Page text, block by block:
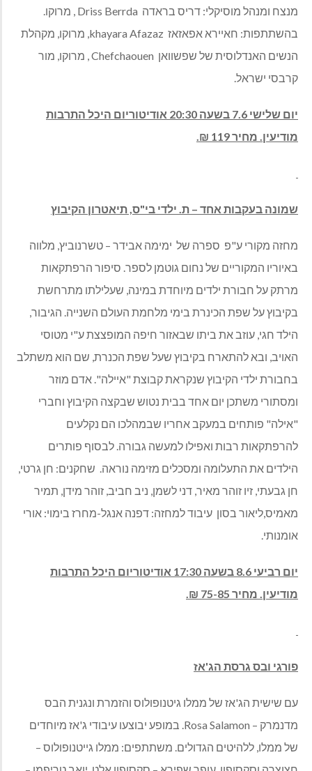
מנצח ומנהל מוסיקלי: דריס בראדה Driss Berrda , מרוקו.
בהשתתפות: חאיירא אפאזאז khayara Afazaz, מרוקו, מקהלת
הנשים האנדלוסית של שפשוואן Chefchaouen , מרוקו, מור
קרבסי ישראל.
יום שלישי 7.6 בשעה 20:30 אודיטוריום היכל התרבות
מודיעין. מחיר 119 ₪.
שמונה בעקבות אחד – ת. ילדי בי"ס, תיאטרון הקיבוץ
מחזה מקורי ע"פ ספרה של ימימה אבידר – טשרנוביץ, מלווה
באיוריו המקוריים של נחום גוטמן לספר. סיפור הרפתקאות
מרתק על חבורת ילדים מיוחדת במינה, שעלילתו מתרחשת
בקיבוץ על שפת הכינרת בימי מלחמת העולם השנייה. הגיבור,
הילד חגי, עוזב את ביתו שבאזור חיפה המופצצת ע"י מטוסי
האויב, ובא להתארח בקיבוץ שעל שפת הכנרת, שם הוא משתלב
בחבורת ילדי הקיבוץ שנקראת קבוצת "איילה". אדם מוזר
ומסתורי משתכן יום אחד בבית נטוש שבקצה הקיבוץ וחברי
"אילה" פותחים במעקב אחריו שבמהלכו הם נקלעים
להרפתקאות רבות ואפילו למעשה גבורה. לבסוף פותרים
הילדים את התעלומה ומסכלים מזימה נוראה. שחקנים: חן גרטי,
חן גבעתי, זיו זוהר מאיר, דני לשמן, ניב חביב, זוהר מידן, תמיר
מאמיס,ליאור בסון עיבוד למחזה: דפנה אנגל-מחרז בימוי: אורי
אומנותי.
יום רביעי 8.6 בשעה 17:30 אודיטוריום היכל התרבות
מודיעין. מחיר 75-85 ₪.
פורגי ובס גרסת הג'אז
עם שישית הג'אז של ממלו גיטנופולוס והזמרת ונגנית הבס
מדנמרק – Rosa Salamon. במופע יבוצעו עיבודי ג'אז מיוחדים
של ממלו, ללהיטים הגדולים. משתתפים: ממלו גייטנופולוס –